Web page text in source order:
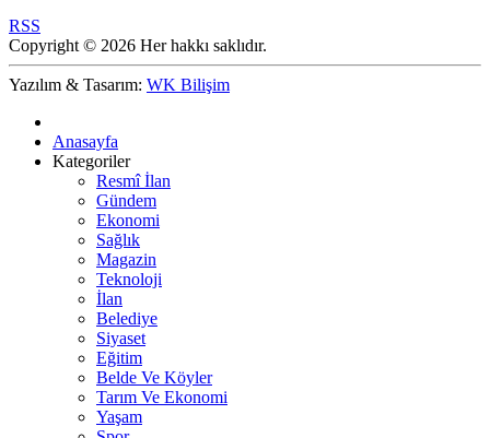
RSS
Copyright © 2026 Her hakkı saklıdır.
Yazılım & Tasarım: WK Bilişim
Anasayfa
Kategoriler
Resmî İlan
Gündem
Ekonomi
Sağlık
Magazin
Teknoloji
İlan
Belediye
Siyaset
Eğitim
Belde Ve Köyler
Tarım Ve Ekonomi
Yaşam